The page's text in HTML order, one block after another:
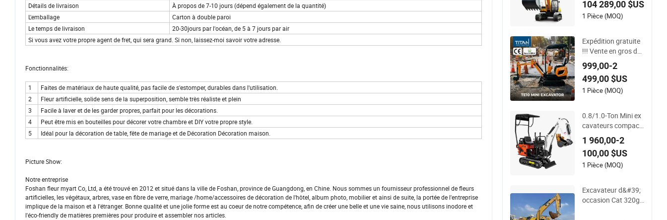
Détails de livraison
À propos de 7-10 jours (dépend également de la quantité)
L'emballage
Carton à double paroi
Le temps de livraison
20-30jours par l'océan, de 5 à 7 jours par air
Si vous avez votre propre agent de fret, qui sera grand. Si non, laissez-moi savoir votre adresse.
Fonctionnalités:
1
Faites de matériaux de haute qualité, pas facile de s'estomper, durables dans l'utilisation.
2
Fleur artificielle, solide sens de la superposition, semble très réaliste et plein
3
Facile à laver et de les garder propres, parfait pour les décorations.
4
Peut être mis en bouteilles pour décorer votre chambre et DIY votre propre style.
5
Idéal pour la décoration de table, fête de mariage et de Décoration Décoration maison.
Picture Show:
Notre entreprise
Foshan fleur myart Co, Ltd, a été trouvé en 2012 et situé dans la ville de Foshan, province de Guangdong, en Chine. Nous sommes un fournisseur professionnel de fleurs
artificielles, les végétaux, arbres, vase en fibre de verre, mariage /home/accessoires de décoration de l'hôtel, album photo, mobilier et ainsi de suite, la portée de l'entreprise
implique de la maison et à l'étranger. Bonne qualité et une jolie forme est au coeur de notre compétence, afin de créer une belle et une vie saine, nous utilisons inodore et
l'éco-friendly de matières premières pour produire et assembler nos articles.
s
104 289,00 $US
1 Pièce (MOQ)
Expédition gratuite
!!! Vente en gros d&
#39;usine TE10 Mini
petite excavatrice c
ompacte micro cra
wler
999,00-2
499,00 $US
1 Pièce (MOQ)
0.8/1.0-Ton Mini ex
cavateurs compact
s sur roues et à che
nilles, mini diesel hy
draulique
1 960,00-2
100,00 $US
1 Pièce (MOQ)
Excavateur d&#39;
occasion Cat 320gc